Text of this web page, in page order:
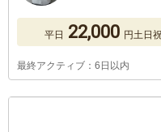
平日 22,000 円土日
最終アクティブ：6日以内